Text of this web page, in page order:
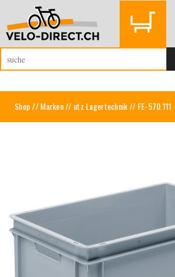
Shop//Marken// utz Lagertechnik// FE-570.111